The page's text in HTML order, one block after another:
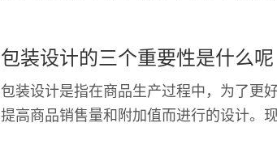
包装设计的三个重要性是什么呢
包装设计是指在商品生产过程中，为了更
提高商品销售量和附加值而进行的设计。